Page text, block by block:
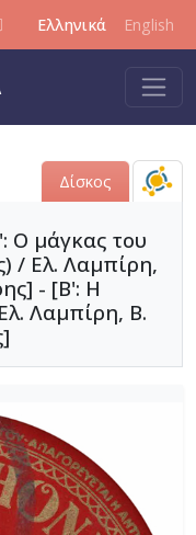
Ελληνικά English
Δίσκος
Ο μάγκας του
/ Ελ. Λαμπίρη,
- [Β': Η
Λαμπίρη, Β.